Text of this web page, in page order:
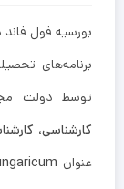
بورسیه فول
برنامه‌های
توسط دولت
کارشناسی،
عنوان